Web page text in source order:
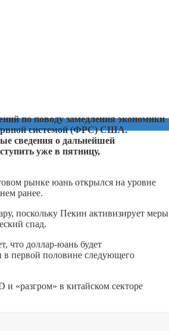
по поводу замедления экономики
системой (ФРС) США.
сведения о дальнейшей
уже в пятницу,
рынке юань открылся на уровне
ранее.
поскольку Пекин активизирует меры
спад.
что доллар-юань будет
в первой половине следующего
и «разгром» в китайском секторе